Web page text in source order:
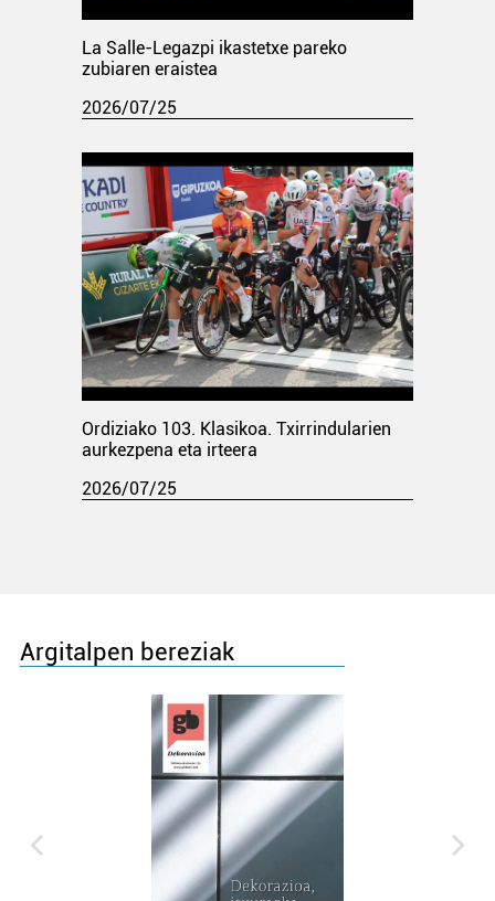
La Salle-Legazpi ikastetxe pareko
zubiaren eraistea
2026/07/25
Ordiziako 103. Klasikoa. Txirrindularien
aurkezpena eta irteera
2026/07/25
Argitalpen bereziak